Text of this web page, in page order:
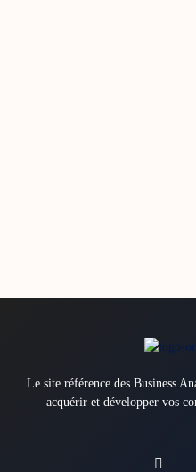
Le site référence des Business
acquérir et développer vos